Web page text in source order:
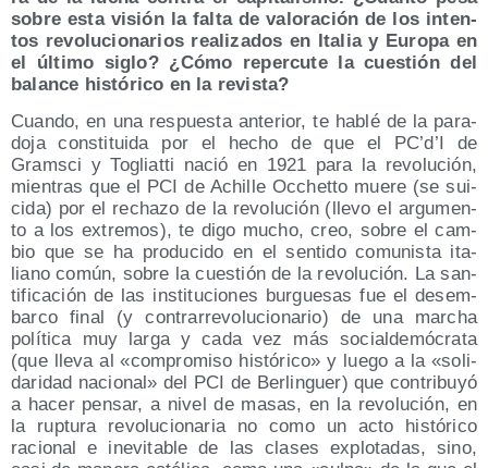
sobre esta visión la fal­ta de valo­ra­ción de los inten­
tos revo­lu­cio­na­rios rea­li­za­dos en Ita­lia y Euro­pa en
el últi­mo siglo? ¿Cómo reper­cu­te la cues­tión del
balan­ce his­tó­ri­co en la revista?
Cuan­do, en una res­pues­ta ante­rior, te hablé de la para­
do­ja cons­ti­tui­da por el hecho de que el PC’d’I de
Grams­ci y Togliat­ti nació en 1921 para la revo­lu­ción,
mien­tras que el PCI de Achi­lle Occhet­to mue­re (se sui­
ci­da) por el recha­zo de la revo­lu­ción (lle­vo el argu­men­
to a los extre­mos), te digo mucho, creo, sobre el cam­
bio que se ha pro­du­ci­do en el sen­ti­do comu­nis­ta ita­
liano común, sobre la cues­tión de la revo­lu­ción. La san­
ti­fi­ca­ción de las ins­ti­tu­cio­nes bur­gue­sas fue el des­em­
bar­co final (y con­tra­rre­vo­lu­cio­na­rio) de una mar­cha
polí­ti­ca muy lar­ga y cada vez más social­de­mó­cra­ta
(que lle­va al «com­pro­mi­so his­tó­ri­co» y lue­go a la «soli­
da­ri­dad nacio­nal» del PCI de Ber­lin­guer) que con­tri­bu­yó
a hacer pen­sar, a nivel de masas, en la revo­lu­ción, en
la rup­tu­ra revo­lu­cio­na­ria no como un acto his­tó­ri­co
racio­nal e inevi­ta­ble de las cla­ses explo­ta­das, sino,